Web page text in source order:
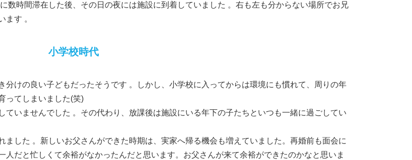
数時間滞在した後、その日の夜には施設に到着していました 。右も左も分からない場所でお兄
ます 。
小学校時代
けの良い子どもだったそうです 。しかし、小学校に入ってからは環境にも慣れて、周りの年
ってしまいました(笑)
いませんでした 。その代わり、放課後は施設にいる年下の子たちといつも一緒に過ごしてい
した 。新しいお父さんができた時期は、実家へ帰る機会も増えていました。再婚前も面会に
だと忙しくて余裕がなかったんだと思います。お父さんが来て余裕ができたのかなと思いま